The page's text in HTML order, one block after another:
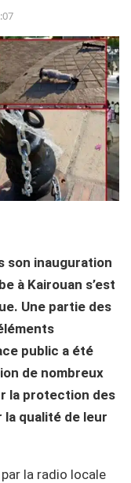
son inauguration
à Kairouan s’est
Une partie des
public a été
de nombreux
la protection des
la qualité de leur
la radio locale